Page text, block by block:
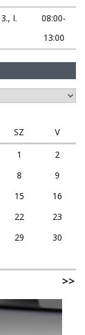
I.
08:00-
13:00
SZ
V
1
2
8
9
15
16
22
23
29
30